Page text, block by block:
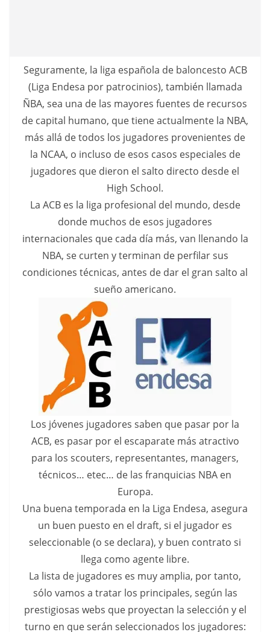
Seguramente, la liga española de baloncesto ACB
(Liga Endesa por patrocinios), también llamada
ÑBA, sea una de las mayores fuentes de recursos
de capital humano, que tiene actualmente la NBA,
más allá de todos los jugadores provenientes de
la NCAA, o incluso de esos casos especiales de
jugadores que dieron el salto directo desde el
High School.
La ACB es la liga profesional del mundo, desde
donde muchos de esos jugadores
internacionales que cada día más, van llenando la
NBA, se curten y terminan de perfilar sus
condiciones técnicas, antes de dar el gran salto al
sueño americano.
Los jóvenes jugadores saben que pasar por la
ACB, es pasar por el escaparate más atractivo
para los scouters, representantes, managers,
técnicos… etec… de las franquicias NBA en
Europa.
Una buena temporada en la Liga Endesa, asegura
un buen puesto en el draft, si el jugador es
seleccionable (o se declara), y buen contrato si
llega como agente libre.
La lista de jugadores es muy amplia, por tanto,
sólo vamos a tratar los principales, según las
prestigiosas webs que proyectan la selección y el
turno en que serán seleccionados los jugadores: